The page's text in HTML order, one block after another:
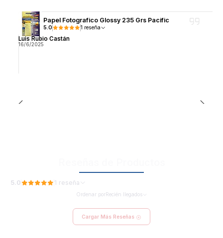
Papel Fotografico Glossy 235 Grs Pacific
5.0 1 reseña
Luis Rubio Castán
16/6/2025
5.0 1 reseña
Ordenar porRecién llegados
Cargar Más Reseñas